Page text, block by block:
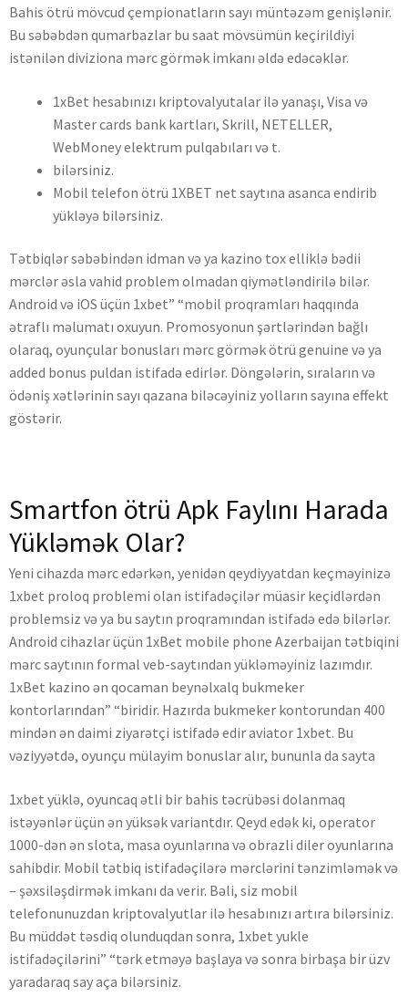
Bahis ötrü mövcud çempionatların sayı müntəzəm genişlənir.
Bu səbəbdən qumarbazlar bu saat mövsümün keçirildiyi
istənilən diviziona mərc görmək imkanı əldə edəcəklər.
1xBet hesabınızı kriptovalyutalar ilə yanaşı, Visa və
Master cards bank kartları, Skrill, NETELLER,
WebMoney elektrum pulqabıları və t.
bilərsiniz.
Mobil telefon ötrü 1XBET net saytına asanca endirib
yükləyə bilərsiniz.
Tətbiqlər səbəbindən idman və ya kazino tox elliklə bədii
mərclər əsla vahid problem olmadan qiymətləndirilə bilər.
Android və iOS üçün 1xbet” “mobil proqramları haqqında
ətraflı məlumatı oxuyun. Promosyonun şərtlərindən bağlı
olaraq, oyunçular bonusları mərc görmək ötrü genuine və ya
added bonus puldan istifadə edirlər. Döngələrin, sıraların və
ödəniş xətlərinin sayı qazana biləcəyiniz yolların sayına effekt
göstərir.
Smartfon ötrü Apk Faylını Harada
Yükləmək Olar?
Yeni cihazda mərc edərkən, yenidən qeydiyyatdan keçməyinizə
1xbet proloq problemi olan istifadəçilər müasir keçidlərdən
problemsiz və ya bu saytın proqramından istifadə edə bilərlər.
Android cihazlar üçün 1xBet mobile phone Azerbaijan tətbiqini
mərc saytının formal veb-saytından yükləməyiniz lazımdır.
1xBet kazino ən qocaman beynəlxalq bukmeker
kontorlarından” “biridir. Hazırda bukmeker kontorundan 400
mindən ən daimi ziyarətçi istifadə edir aviator 1xbet. Bu
vəziyyətdə, oyunçu mülayim bonuslar alır, bununla da sayta
1xbet yüklə, oyuncaq ətli bir bahis təcrübəsi dolanmaq
istəyənlər üçün ən yüksək variantdır. Qeyd edək ki, operator
1000-dən ən slota, masa oyunlarına və obrazli diler oyunlarına
sahibdir. Mobil tətbiq istifadəçilərə mərclərini tənzimləmək və
– şəxsiləşdirmək imkanı da verir. Bəli, siz mobil
telefonunuzdan kriptovalyutlar ilə hesabınızı artıra bilərsiniz.
Bu müddət təsdiq olunduqdan sonra, 1xbet yukle
istifadəçilərini” “tərk etməyə başlaya və sonra birbaşa bir üzv
yaradaraq say aça bilərsiniz.